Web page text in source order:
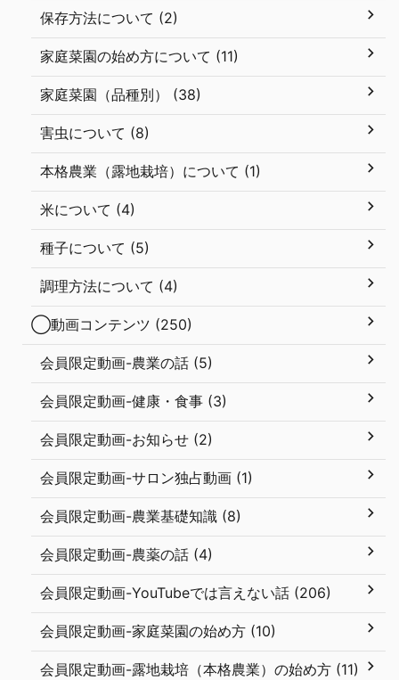
保存方法について (2)
家庭菜園の始め方について (11)
家庭菜園（品種別） (38)
害虫について (8)
本格農業（露地栽培）について (1)
米について (4)
種子について (5)
調理方法について (4)
◯動画コンテンツ (250)
会員限定動画-農業の話 (5)
会員限定動画-健康・食事 (3)
会員限定動画-お知らせ (2)
会員限定動画-サロン独占動画 (1)
会員限定動画-農業基礎知識 (8)
会員限定動画-農薬の話 (4)
会員限定動画-YouTubeでは言えない話 (206)
会員限定動画-家庭菜園の始め方 (10)
会員限定動画-露地栽培（本格農業）の始め方 (11)